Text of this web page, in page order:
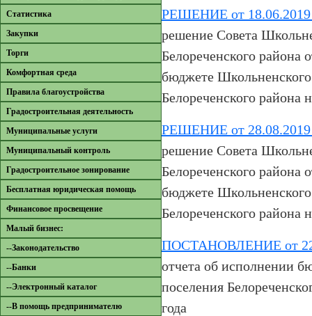
Cтатистика
Закупки
Торги
Комфортная среда
Правила благоустройства
Градостроительная деятельность
Муниципальные услуги
Муниципальный контроль
Градостроительное зонирование
Бесплатная юридическая помощь
Финансовое просвещение
Малый бизнес:
--Законодательство
--Банки
--Электронный каталог
--В помощь предпринимателю
РЕШЕНИЕ от
решение Совета
Белореченского района
бюджете Школьненского
Белореченского района
РЕШЕНИЕ от
решение Совета
Белореченского района
бюджете Школьненского
Белореченского района
ПОСТАНОВЛЕНИЕ от
отчета об исполнении
поселения
года